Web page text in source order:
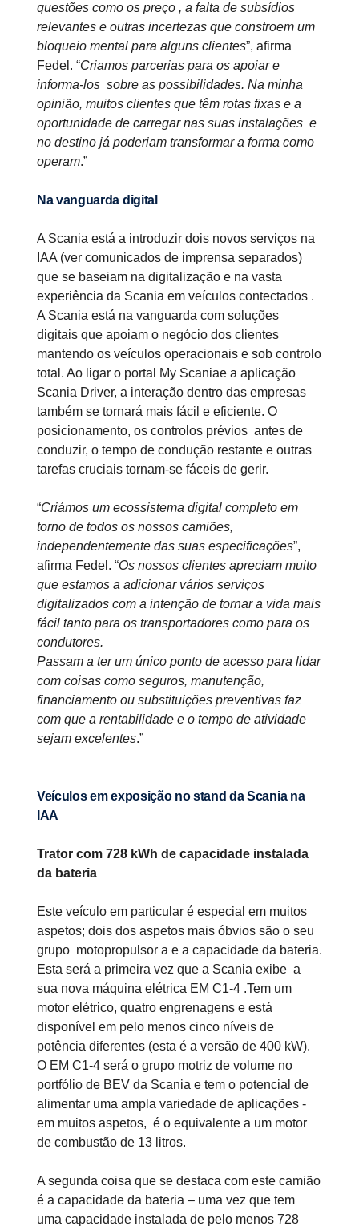
questões como os preço , a falta de subsídios
relevantes e outras incertezas que constroem um
bloqueio mental para alguns clientes”, afirma
Fedel. “Criamos parcerias para os apoiar e
informa-los sobre as possibilidades. Na minha
opinião, muitos clientes que têm rotas fixas e a
oportunidade de carregar nas suas instalações e
no destino já poderiam transformar a forma como
operam.”
Na vanguarda digital
A Scania está a introduzir dois novos serviços na
IAA (ver comunicados de imprensa separados)
que se baseiam na digitalização e na vasta
experiência da Scania em veículos contectados .
A Scania está na vanguarda com soluções
digitais que apoiam o negócio dos clientes
mantendo os veículos operacionais e sob controlo
total. Ao ligar o portal My Scaniae a aplicação
Scania Driver, a interação dentro das empresas
também se tornará mais fácil e eficiente. O
posicionamento, os controlos prévios antes de
conduzir, o tempo de condução restante e outras
tarefas cruciais tornam-se fáceis de gerir.
“Criámos um ecossistema digital completo em
torno de todos os nossos camiões,
independentemente das suas especificações”,
afirma Fedel. “Os nossos clientes apreciam muito
que estamos a adicionar vários serviços
digitalizados com a intenção de tornar a vida mais
fácil tanto para os transportadores como para os
condutores.
Passam a ter um único ponto de acesso para lidar
com coisas como seguros, manutenção,
financiamento ou substituições preventivas faz
com que a rentabilidade e o tempo de atividade
sejam excelentes.”
Veículos em exposição no stand da Scania na
IAA
Trator com 728 kWh de capacidade instalada
da bateria
Este veículo em particular é especial em muitos
aspetos; dois dos aspetos mais óbvios são o seu
grupo motopropulsor a e a capacidade da bateria.
Esta será a primeira vez que a Scania exibe a
sua nova máquina elétrica EM C1-4 .Tem um
motor elétrico, quatro engrenagens e está
disponível em pelo menos cinco níveis de
potência diferentes (esta é a versão de 400 kW).
O EM C1-4 será o grupo motriz de volume no
portfólio de BEV da Scania e tem o potencial de
alimentar uma ampla variedade de aplicações -
em muitos aspetos, é o equivalente a um motor
de combustão de 13 litros.
A segunda coisa que se destaca com este camião
é a capacidade da bateria – uma vez que tem
uma capacidade instalada de pelo menos 728